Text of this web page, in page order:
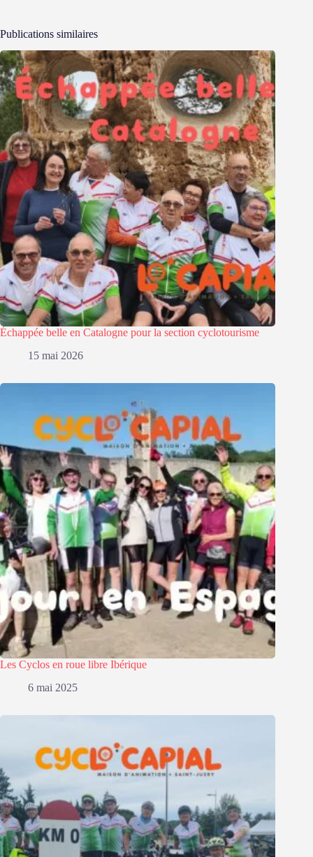
Publications similaires
Échappée belle en Catalogne pour la section cyclotourisme
15 mai 2026
Les Cyclos en roue libre Ibérique
6 mai 2025